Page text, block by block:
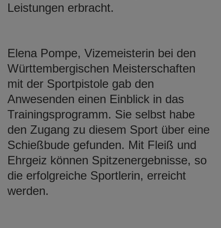
Leistungen erbracht.
Elena Pompe, Vizemeisterin bei den
Württembergischen Meisterschaften
mit der Sportpistole gab den
Anwesenden einen Einblick in das
Trainingsprogramm. Sie selbst habe
den Zugang zu diesem Sport über eine
Schießbude gefunden. Mit Fleiß und
Ehrgeiz können Spitzenergebnisse, so
die erfolgreiche Sportlerin, erreicht
werden.